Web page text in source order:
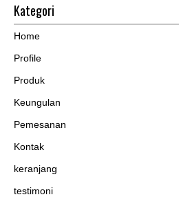
Kategori
Home
Profile
Produk
Keungulan
Pemesanan
Kontak
keranjang
testimoni